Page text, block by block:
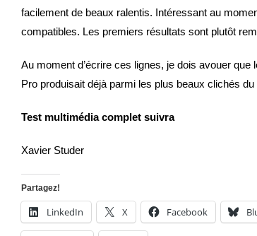
facilement de beaux ralentis. Intéressant au
compatibles. Les premiers résultats sont plutôt
Au moment d’écrire ces lignes, je dois avouer que
Pro produisait déjà parmi les plus beaux clichés
Test multimédia complet suivra
Xavier Studer
Partagez!
LinkedIn X Facebook